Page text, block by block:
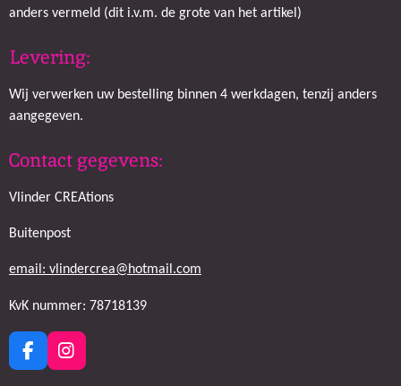
anders vermeld (dit i.v.m. de grote van het artikel)
Levering:
Wij verwerken uw bestelling binnen 4 werkdagen, tenzij anders
aangegeven.
Contact gegevens:
Vlinder CREAtions
Buitenpost
email: vlindercrea@hotmail.com
KvK nummer: 78718139
F
a
I
n